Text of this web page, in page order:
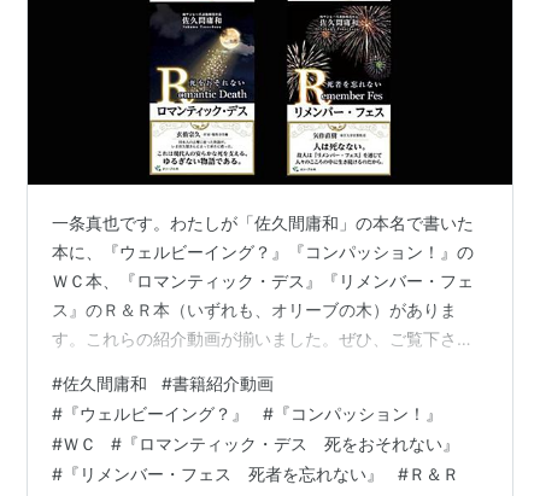
一条真也です。わたしが「佐久間庸和」の本名で書いた
本に、『ウェルビーイング？』『コンパッション！』の
ＷＣ本、『ロマンティック・デス』『リメンバー・フェ
ス』のＲ＆Ｒ本（いずれも、オリーブの木）がありま
す。これらの紹介動画が揃いました。ぜひ、ご覧下さ
うものに強い関心がありました。学生のときには、いわ
ゆる幸福論のたぐいを読みあさりました。それこそ、本
のタイトルや内容に少しでも「幸福」の文字を見つけれ
ば、どんな本でもむさぼるように読みました。そして、
#佐久間庸和 #書籍紹介動画
# 『ウェルビーイング？』 # 『コンパッション！』
#ＷＣ # 『ロマンティック・デス 死をおそれない』
# 『リメンバー・フェス 死者を忘れない』 #Ｒ＆Ｒ